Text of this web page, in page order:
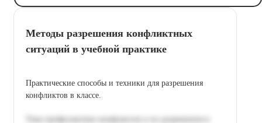
Методы разрешения конфликтных
ситуаций в учебной практике
Практические способы и техники для разрешения
конфликтов в классе.